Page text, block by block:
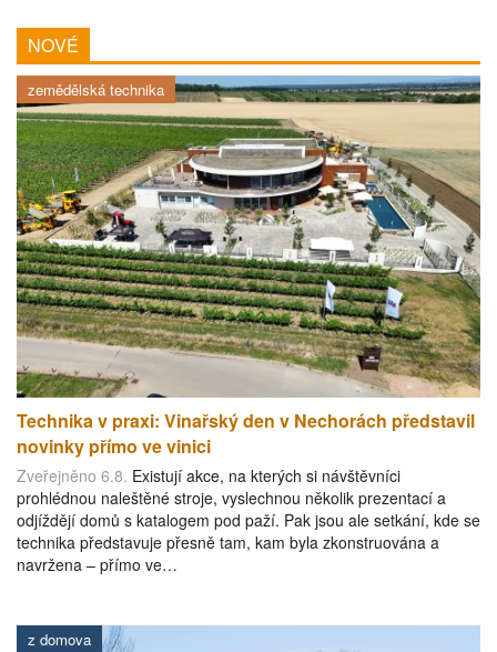
NOVÉ
zemědělská technika
Technika v praxi: Vinařský den v Nechorách představil
novinky přímo ve vinici
Zveřejněno 6.8. Existují akce, na kterých si návštěvníci
prohlédnou naleštěné stroje, vyslechnou několik prezentací a
odjíždějí domů s katalogem pod paží. Pak jsou ale setkání, kde se
technika představuje přesně tam, kam byla zkonstruována a
navržena – přímo ve…
z domova